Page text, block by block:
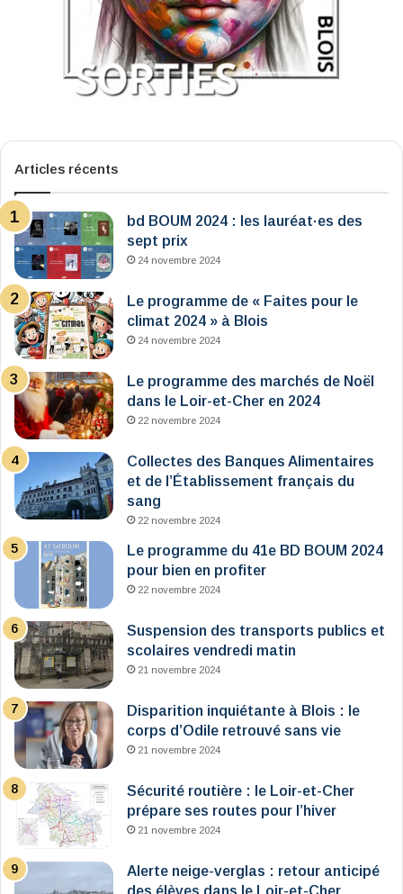
Articles récents
bd BOUM 2024 : les lauréat·es des
sept prix
24 novembre 2024
Le programme de « Faites pour le
climat 2024 » à Blois
24 novembre 2024
Le programme des marchés de Noël
dans le Loir-et-Cher en 2024
22 novembre 2024
Collectes des Banques Alimentaires
et de l’Établissement français du
sang
22 novembre 2024
Le programme du 41e BD BOUM 2024
pour bien en profiter
22 novembre 2024
Suspension des transports publics et
scolaires vendredi matin
21 novembre 2024
Disparition inquiétante à Blois : le
corps d’Odile retrouvé sans vie
21 novembre 2024
Sécurité routière : le Loir-et-Cher
prépare ses routes pour l’hiver
21 novembre 2024
Alerte neige-verglas : retour anticipé
des élèves dans le Loir-et-Cher